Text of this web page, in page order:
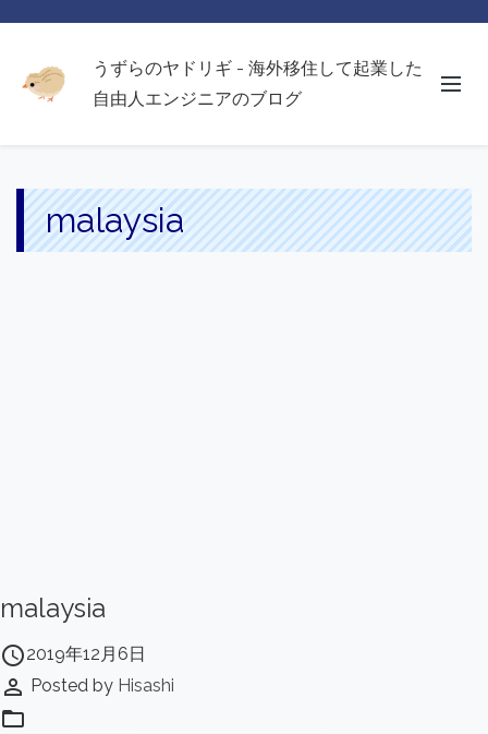
うずらのヤドリギ - 海外移住して起業した
自由人エンジニアのブログ
malaysia
malaysia
access_time2019年12月6日
perm_identity Posted by Hisashi
folder_open